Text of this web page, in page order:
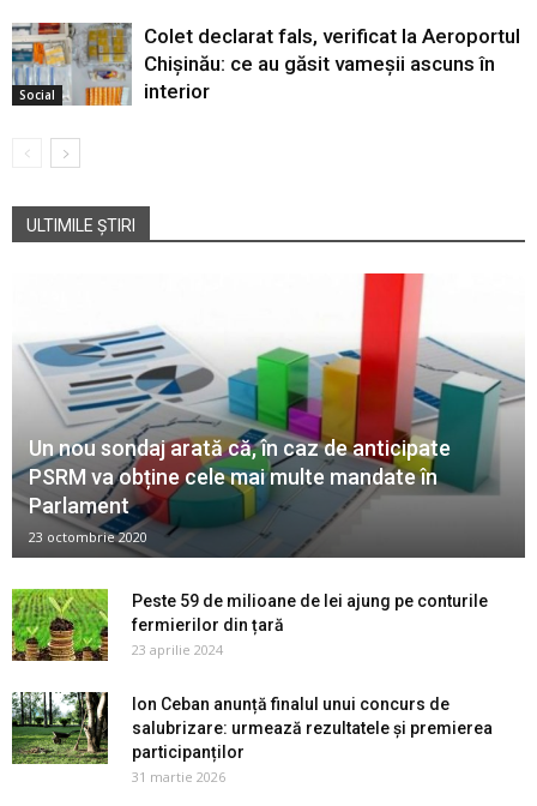
Social
Colet declarat fals, verificat la Aeroportul
Chișinău: ce au găsit vameșii ascuns în
interior
ULTIMILE ȘTIRI
Un nou sondaj arată că, în caz de anticipate
PSRM va obține cele mai multe mandate în
Parlament
23 octombrie 2020
Peste 59 de milioane de lei ajung pe conturile
fermierilor din țară
23 aprilie 2024
Ion Ceban anunță finalul unui concurs de
salubrizare: urmează rezultatele și premierea
participanților
31 martie 2026